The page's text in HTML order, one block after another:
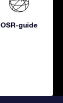
OSR-guide